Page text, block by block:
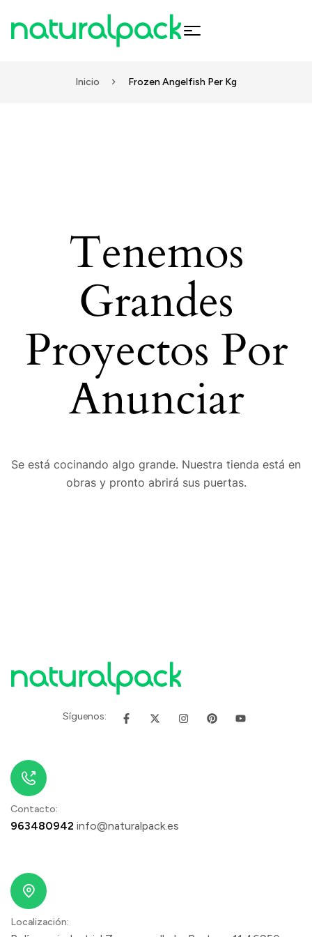
Inicio Frozen Angelfish Per Kg
Tenemos
Grandes
Proyectos Por
Anunciar
Se está cocinando algo grande. Nuestra tienda está en
obras y pronto abrirá sus puertas.
Síguenos:
Contacto:
963480942 info@naturalpack.es
Localización: